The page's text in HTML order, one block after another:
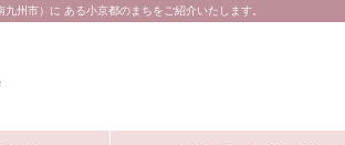
州市）に ある小京都のまちをご紹介いたします。